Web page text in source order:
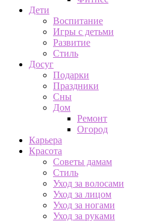
Дети
Воспитание
Игры с детьми
Развитие
Стиль
Досуг
Подарки
Праздники
Сны
Дом
Ремонт
Огород
Карьера
Красота
Советы дамам
Стиль
Уход за волосами
Уход за лицом
Уход за ногами
Уход за руками